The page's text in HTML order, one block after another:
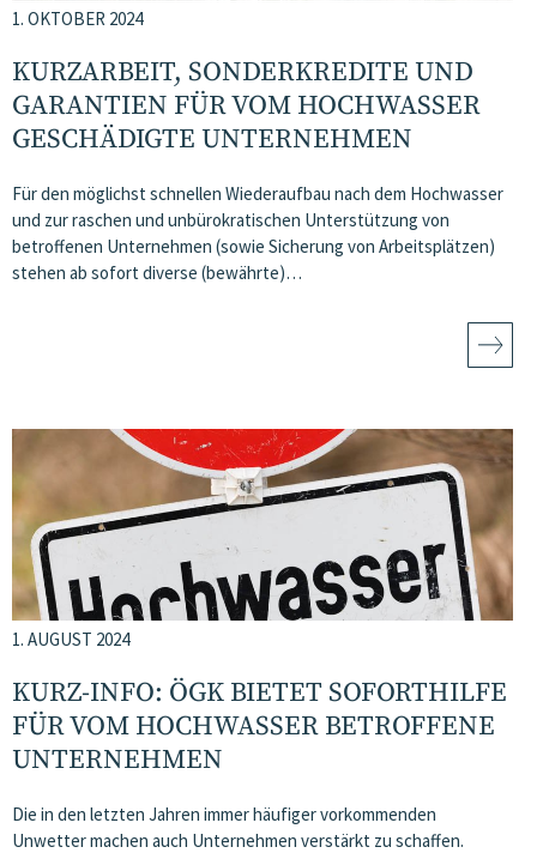
1. OKTOBER 2024
KURZARBEIT, SONDERKREDITE UND
GARANTIEN FÜR VOM HOCHWASSER
GESCHÄDIGTE UNTERNEHMEN
Für den möglichst schnellen Wiederaufbau nach dem Hochwasser
und zur raschen und unbürokratischen Unterstützung von
betroffenen Unternehmen (sowie Sicherung von Arbeitsplätzen)
stehen ab sofort diverse (bewährte)…
1. AUGUST 2024
KURZ-INFO: ÖGK BIETET SOFORTHILFE
FÜR VOM HOCHWASSER BETROFFENE
UNTERNEHMEN
Die in den letzten Jahren immer häufiger vorkommenden
Unwetter machen auch Unternehmen verstärkt zu schaffen.